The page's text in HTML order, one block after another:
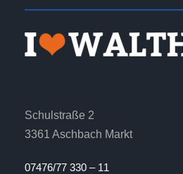
Schulstraße 2
3361 Aschbach Markt
07476/77 330 – 11